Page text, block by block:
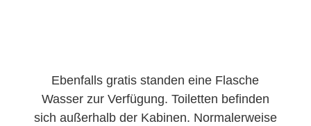
Ebenfalls gratis standen eine Flasche
Wasser zur Verfügung. Toiletten befinden
sich außerhalb der Kabinen. Normalerweise